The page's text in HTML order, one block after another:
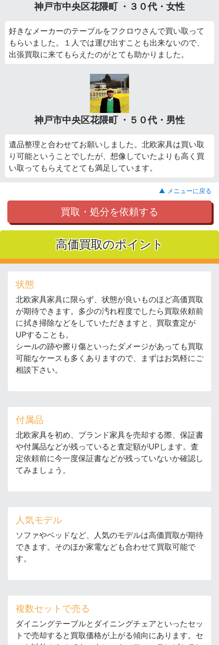
神戸市中央区花隈町 ・３０代・女性
好きなメーカーのテーブルをフクロウさんで買い取って
もらいました。１人では運び出すことも出来ないので、
出張買取に来てもらえたのがとても助かりました。
神戸市中央区花隈町 ・５０代・男性
遺品整理と合わせてお願いしました。北欧家具は買い取
り可能ということでしたが、想像していたよりも高く買
い取ってもらえてとても満足しています。
▲ メニューに戻る
買取・処分を依頼する
高価買取のポイント
状態
北欧家具家具に限らず、状態が良いものほど高価買取
が期待できます。多少の汚れ程度でしたら買取依頼前
に拭き掃除などをしていただきますと、買取査定が
UPすることも。
シールの跡や擦り傷といったダメージがあっても買取
可能なケースも多くありますので、まずはお気軽にご
相談下さい。
付属品
北欧家具を初め、ブランド家具を売却する際、保証書
や付属品などが残っていると査定額がUPします。査
定依頼前に今一度保証書などが残っていないか確認し
てみましょう。
人気モデル
ソファやベッドなど、人気のモデルは高価買取が期待
できます。そのほか家電なども合わせて買取可能で
す。
複数セットで売る
ダイニングテーブルとダイニングチェアといったセッ
トで売却すると買取価格が上がる傾向にあります。セ